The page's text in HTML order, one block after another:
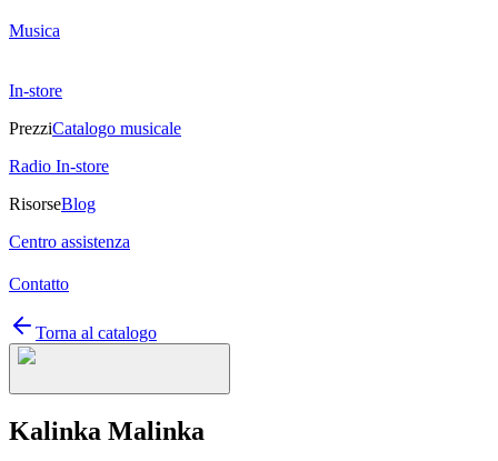
Musica
In-store
PrezziCatalogo musicale
Radio In-store
RisorseBlog
Centro assistenza
Contatto
Torna al catalogo
Kalinka Malinka